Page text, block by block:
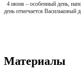
4 июня – особенный день,
день отмечается Васильковый
Материалы